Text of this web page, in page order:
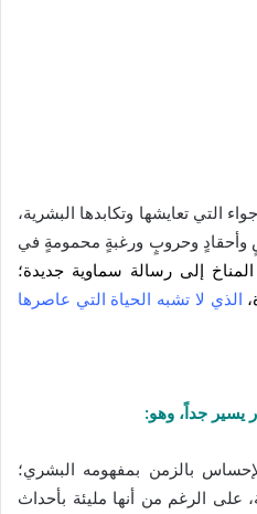
التي تعايشها وتكابدها البشرية،
وأحقادٍ وحروبٍ ورغبةٍ محمومةٍ في
المناخ إلى رسالة سماوية جديدة؛
الذي لا تشبه الحياة التي عاصرها
يسير جداً، وهو:
بالزمن بمفهومه البشري؛
على الرغم من أنها مليئة بأحداث